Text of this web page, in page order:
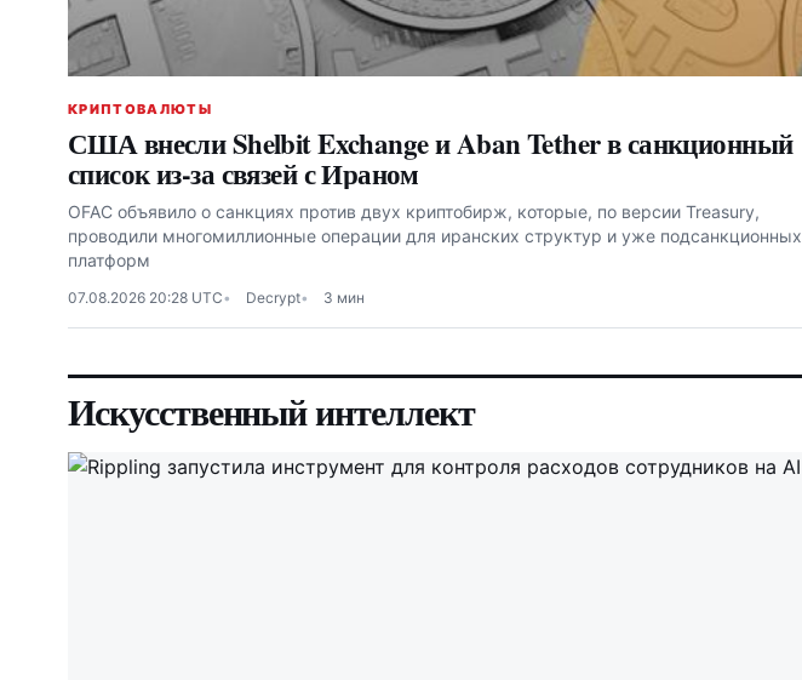
КРИПТОВАЛЮТЫ
США внесли Shelbit Exchange и Aban Tether в санкционный
список из-за связей с Ираном
OFAC объявило о санкциях против двух криптобирж, которые, по версии Treasury,
проводили многомиллионные операции для иранских структур и уже подсанкционных
платформ
07.08.2026 20:28 UTC Decrypt 3 мин
Искусственный интеллект